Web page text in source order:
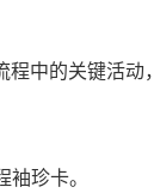
中的关键活
珍卡。